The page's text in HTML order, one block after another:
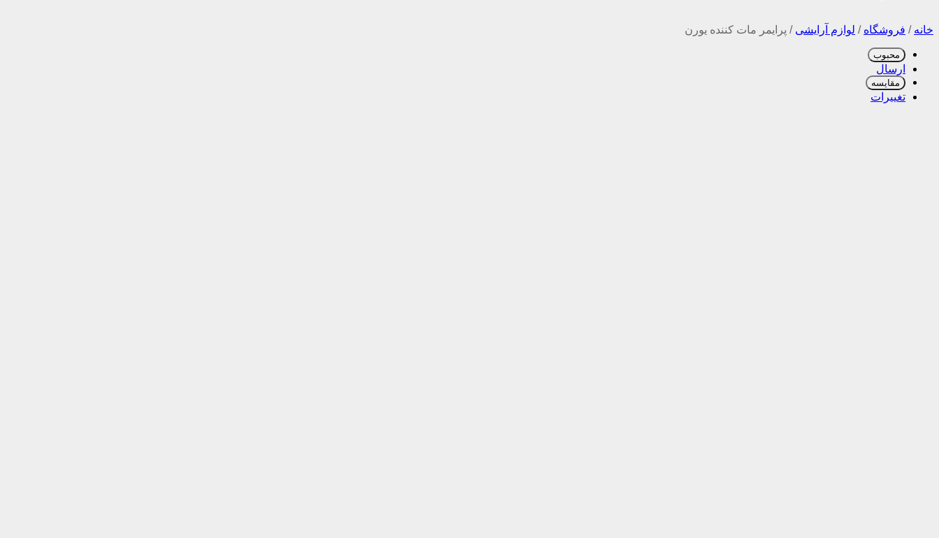
خانه / فروشگاه / لوازم آرایشی / پرایمر مات کننده یورن
محبوب
ارسال
مقایسه
تغییرات